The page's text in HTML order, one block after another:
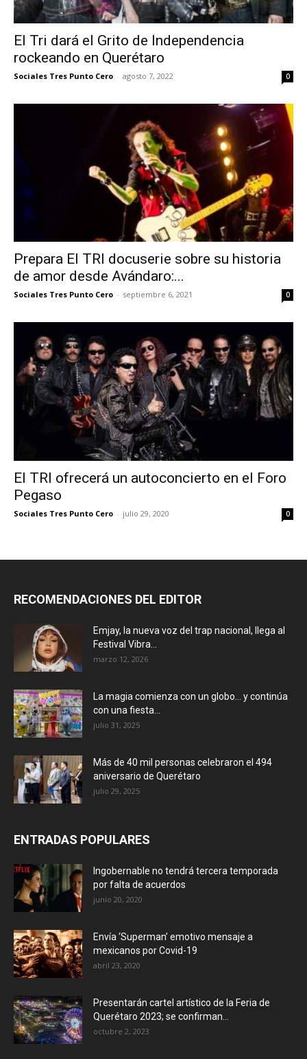
El Tri dará el Grito de Independencia
rockeando en Querétaro
Sociales Tres Punto Cero - agosto 7, 2022 0
Prepara El TRI docuserie sobre su historia
de amor desde Avándaro:...
Sociales Tres Punto Cero - septiembre 6, 2021 0
El TRI ofrecerá un autoconcierto en el Foro
Pegaso
Sociales Tres Punto Cero - julio 29, 2020 0
RECOMENDACIONES DEL EDITOR
Emjay, la nueva voz del trap nacional, llega al
Festival Vibra...
marzo 12, 2026
La magia comienza con un globo… y continúa
con una fiesta...
julio 31, 2025
Más de 40 mil personas celebraron el 494
aniversario de Querétaro
julio 29, 2025
ENTRADAS POPULARES
Ingobernable no tendrá tercera temporada
por falta de acuerdos
junio 20, 2020
Envía ‘Superman’ emotivo mensaje a
mexicanos por Covid-19
abril 23, 2020
Presentarán cartel artístico de la Feria de
Querétaro 2023; se confirman...
octubre 2, 2023